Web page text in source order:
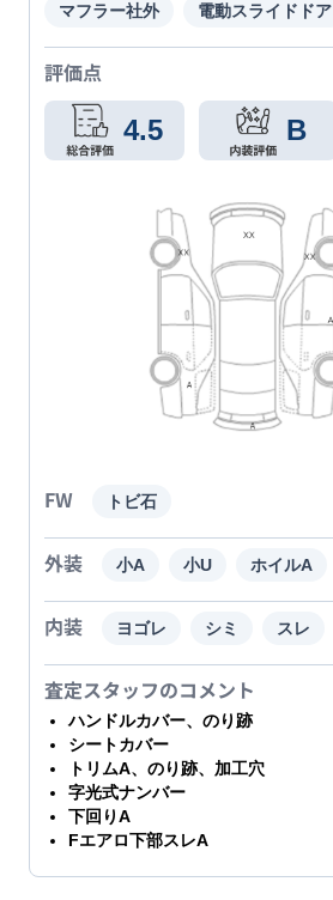
マフラー社外 電動スライドドア
評価点
4.5 B
FW トビ石
外装 小A 小U ホイルA
内装 ヨゴレ シミ スレ
査定スタッフのコメント
ハンドルカバー、のり跡
シートカバー
トリムA、のり跡、加工穴
字光式ナンバー
下回りA
Fエアロ下部スレA